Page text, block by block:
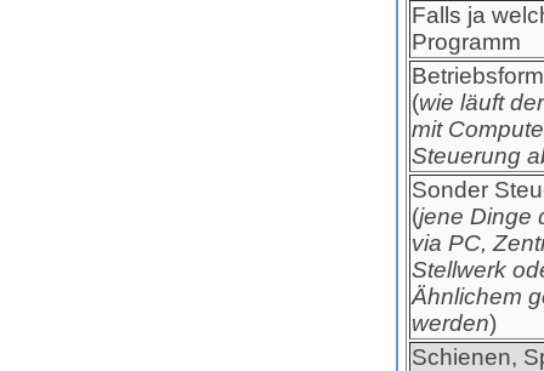
Falls ja
Programm
(wie läuft
mit
Steuerung
Sonder
(jene Dinge
via PC,
Stellwerk
Ähnlichem
werden)
Schienen,